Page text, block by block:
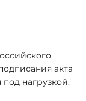
акта
нагрузкой.